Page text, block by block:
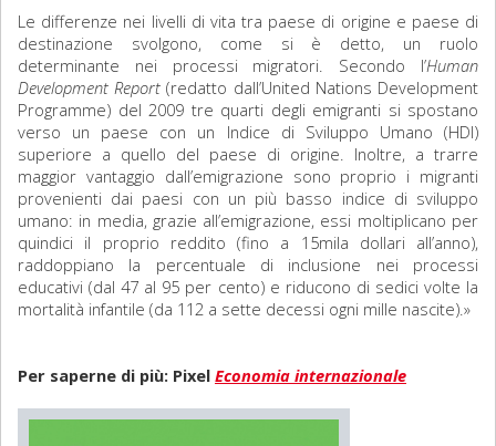
Le differenze nei livelli di vita tra paese di origine e paese di
destinazione svolgono, come si è detto, un ruolo
determinante nei processi migratori. Secondo l’Human
Development Report (redatto dall’United Nations Development
Programme) del 2009 tre quarti degli emigranti si spostano
verso un paese con un Indice di Sviluppo Umano (HDI)
superiore a quello del paese di origine. Inoltre, a trarre
maggior vantaggio dall’emigrazione sono proprio i migranti
provenienti dai paesi con un più basso indice di sviluppo
umano: in media, grazie all’emigrazione, essi moltiplicano per
quindici il proprio reddito (fino a 15mila dollari all’anno),
raddoppiano la percentuale di inclusione nei processi
educativi (dal 47 al 95 per cento) e riducono di sedici volte la
mortalità infantile (da 112 a sette decessi ogni mille nascite).»
Per saperne di più: Pixel Economia internazionale